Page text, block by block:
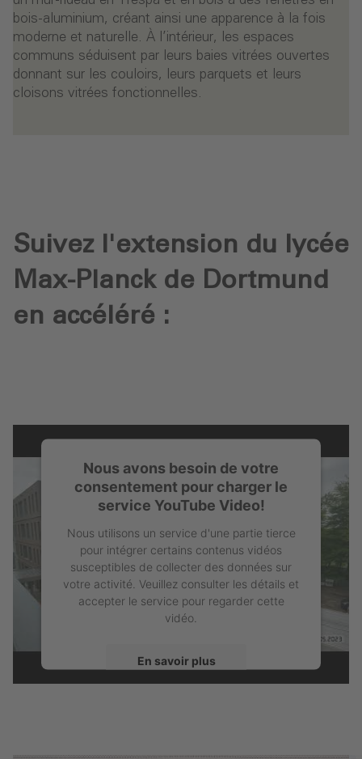
bois-aluminium, créant ainsi une apparence à la fois
moderne et naturelle. À l’intérieur, les espaces
communs séduisent par leurs baies vitrées ouvertes
donnant sur les couloirs, leurs parquets et leurs
cloisons vitrées fonctionnelles.
Suivez l'extension du lycée
Max-Planck de Dortmund
en accéléré :
Nous avons besoin de votre
consentement pour charger le
service YouTube Video!
Nous utilisons un service d'une partie tierce
pour intégrer certains contenus vidéos
susceptibles de collecter des données sur
votre activité. Veuillez consulter les détails et
accepter le service pour regarder cette
vidéo.
En savoir plus